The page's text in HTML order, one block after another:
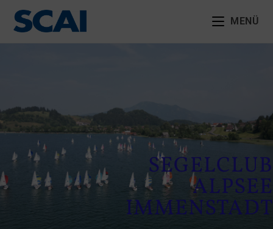
MENÜ
SEGELCLUB
ALPSEE
IMMENSTADT